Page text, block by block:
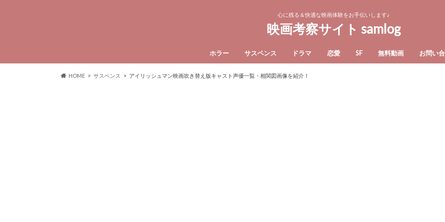
心に残る＆快適な映画体験をお手伝いします♪
映画考察サイト samlog
ホラー サスペンス ドラマ 恋愛 SF 無料動画 お問い
HOME サスペンス アイリッシュマン映画吹き替え版キャスト声優一覧・相関図画像を紹介！